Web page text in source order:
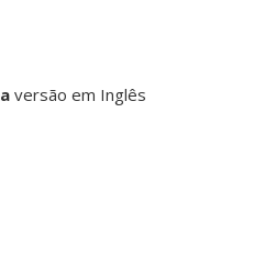
versão em Inglês